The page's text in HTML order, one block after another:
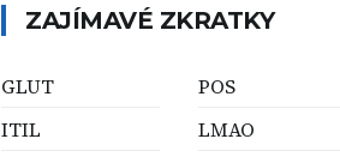
ZAJÍMAVÉ ZKRATKY
GLUT
ITIL
POS
LMAO